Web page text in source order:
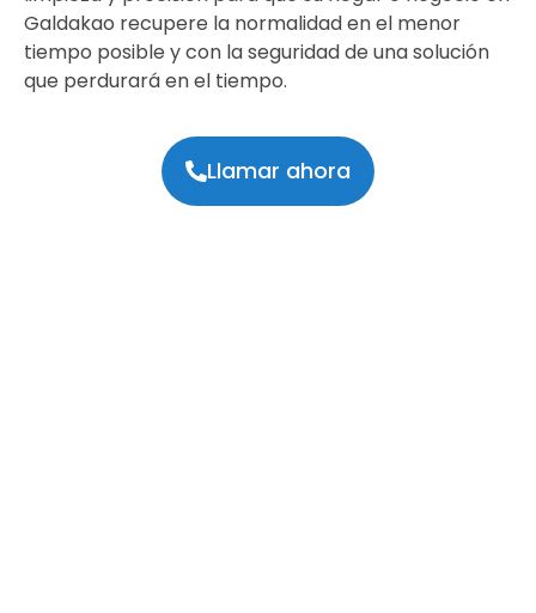
Galdakao recupere la normalidad en el menor
tiempo posible y con la seguridad de una solución
que perdurará en el tiempo.
Llamar ahora